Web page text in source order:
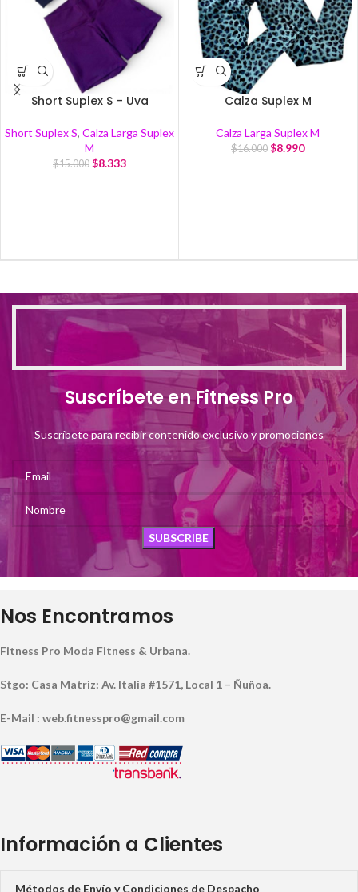
Short Suplex S – Uva
Short Suplex S, Calza Larga Suplex
M
$15.000 $8.333
Calza Suplex M
Calza Larga Suplex M
$16.000 $8.990
Suscríbete en Fitness Pro
Suscríbete para recibir contenido exclusivo y promociones
Nos Encontramos
Fitness Pro Moda Fitness & Urbana.
Stgo: Casa Matriz: Av. Italia #1571, Local 1 – Ñuñoa.
E-Mail : web.fitnesspro@gmail.com
Información a Clientes
Métodos de Envío y Condiciones de Despacho